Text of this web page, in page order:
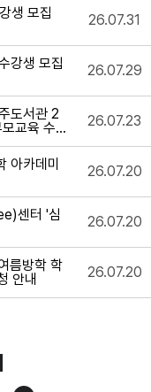
생 모집
26.07.31
강생 모집 26.07.29
도서관 2
교육 수
26.07.23
아카데미
26.07.20
센터 '심
26.07.20
름방학 학
안내
26.07.20